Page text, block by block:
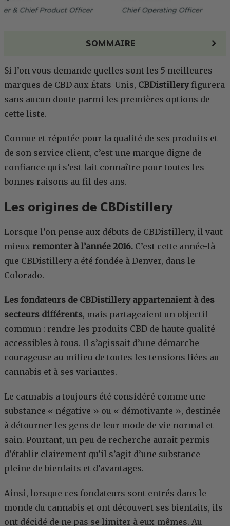
SOMMAIRE
Si l’on vous demande quelles sont les 5 meilleures
marques de CBD aux États-Unis, CBDistilleryfigurera
sans aucun doute parmi les premières options de
cette liste.
Connue et réputée pour la qualité de ses produits et
de son service client, c’est une marque digne de
confiance qui s’est fait connaître pour toutes les
bonnes raisons au fil des ans.
Les origines de CBDistillery
Lorsque l’on pense aux débuts de CBDistillery, il vaut
mieux remonter à l’année 2016. C’est cette année-là
que CBDistillery a été fondée à Denver, dans le
Colorado.
Les fondateurs de CBDistillery appartenaient à des
secteurs différents, mais partageaient un objectif
commun : rendre les produits CBD de haute qualité
accessibles à tous. Il s’agissait d’une démarche
courageuse au milieu de toutes les tensions liées au
cannabis et à ses variantes.
Le cannabis a toujours été considéré comme une
substance « négative » ou « démotivante », destinée
à détourner les gens de leur mode de vie normal et
sain. Pourtant, un peu de recherche aurait permis
d’établir clairement qu’il s’agit d’une substance
pleine de bienfaits et d’avantages.
Ainsi, lorsque ces fondateurs sont entrés dans le
monde du cannabis et ont découvert ses bienfaits, ils
ont décidé de ne pas se limiter à eux-mêmes. Au